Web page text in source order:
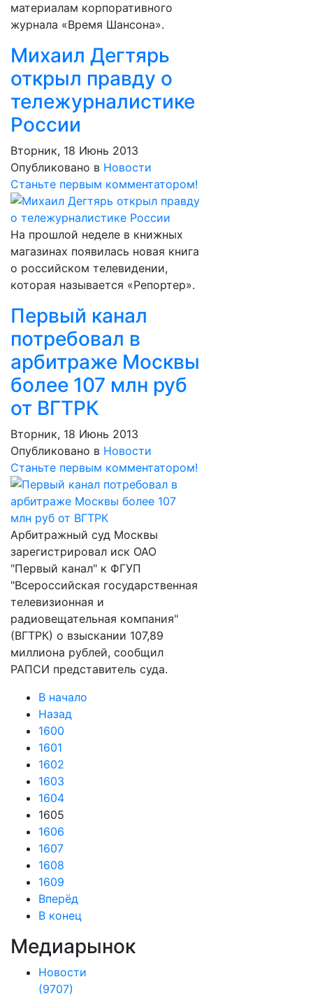
материалам корпоративного
журнала «Время Шансона».
Михаил Дегтярь
открыл правду о
тележурналистике
России
Вторник, 18 Июнь 2013
Опубликовано в Новости
Станьте первым комментатором!
На прошлой неделе в книжных
магазинах появилась новая книга
о российском телевидении,
которая называется «Репортер».
Первый канал
потребовал в
арбитраже Москвы
более 107 млн руб
от ВГТРК
Вторник, 18 Июнь 2013
Опубликовано в Новости
Станьте первым комментатором!
Арбитражный суд Москвы
зарегистрировал иск ОАО
"Первый канал" к ФГУП
"Всероссийская государственная
телевизионная и
радиовещательная компания"
(ВГТРК) о взыскании 107,89
миллиона рублей, сообщил
РАПСИ представитель суда.
В начало
Назад
1600
1601
1602
1603
1604
1605
1606
1607
1608
1609
Вперёд
В конец
Медиарынок
Новости
(9707)